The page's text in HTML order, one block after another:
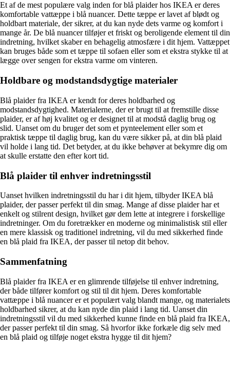
Et af de mest populære valg inden for blå plaider hos IKEA er deres
komfortable vattæppe i blå nuancer. Dette tæppe er lavet af blødt og
holdbart materiale, der sikrer, at du kan nyde dets varme og komfort i
mange år. De blå nuancer tilføjer et friskt og beroligende element til din
indretning, hvilket skaber en behagelig atmosfære i dit hjem. Vattæppet
kan bruges både som et tæppe til sofaen eller som et ekstra stykke til at
lægge over sengen for ekstra varme om vinteren.
Holdbare og modstandsdygtige materialer
Blå plaider fra IKEA er kendt for deres holdbarhed og
modstandsdygtighed. Materialerne, der er brugt til at fremstille disse
plaider, er af høj kvalitet og er designet til at modstå daglig brug og
slid. Uanset om du bruger det som et pynteelement eller som et
praktisk tæppe til daglig brug, kan du være sikker på, at din blå plaid
vil holde i lang tid. Det betyder, at du ikke behøver at bekymre dig om
at skulle erstatte den efter kort tid.
Blå plaider til enhver indretningsstil
Uanset hvilken indretningsstil du har i dit hjem, tilbyder IKEA blå
plaider, der passer perfekt til din smag. Mange af disse plaider har et
enkelt og stilrent design, hvilket gør dem lette at integrere i forskellige
indretninger. Om du foretrækker en moderne og minimalistisk stil eller
en mere klassisk og traditionel indretning, vil du med sikkerhed finde
en blå plaid fra IKEA, der passer til netop dit behov.
Sammenfatning
Blå plaider fra IKEA er en glimrende tilføjelse til enhver indretning,
der både tilfører komfort og stil til dit hjem. Deres komfortable
vattæppe i blå nuancer er et populært valg blandt mange, og materialets
holdbarhed sikrer, at du kan nyde din plaid i lang tid. Uanset din
indretningsstil vil du med sikkerhed kunne finde en blå plaid fra IKEA,
der passer perfekt til din smag. Så hvorfor ikke forkæle dig selv med
en blå plaid og tilføje noget ekstra hygge til dit hjem?